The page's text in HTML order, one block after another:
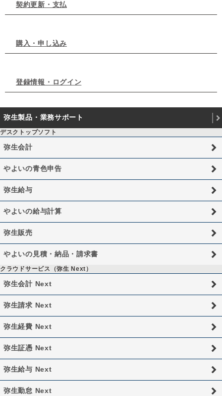
契約更新・支払
購入・申し込み
登録情報・ログイン
弥生製品・業務サポート
デスクトップソフト
弥生会計
やよいの青色申告
弥生給与
やよいの給与計算
弥生販売
やよいの見積・納品・請求書
クラウドサービス（弥生 Next）
弥生会計 Next
弥生請求 Next
弥生経費 Next
弥生証憑 Next
弥生給与 Next
弥生勤怠 Next